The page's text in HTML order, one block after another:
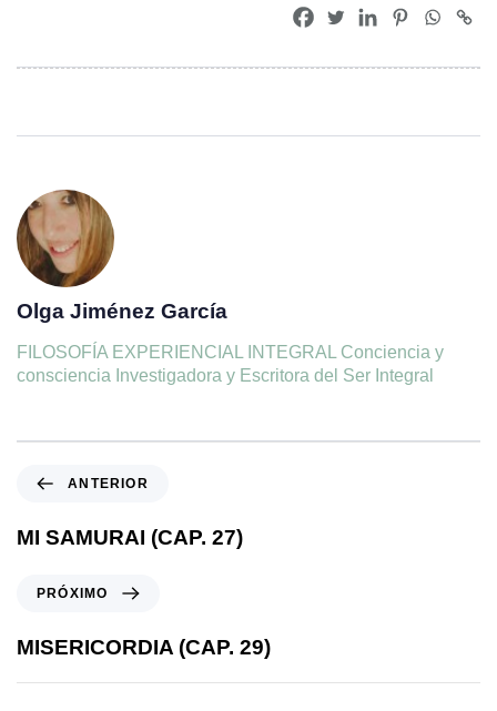
Olga Jiménez García
FILOSOFÍA EXPERIENCIAL INTEGRAL Conciencia y
consciencia Investigadora y Escritora del Ser Integral
ANTERIOR
MI SAMURAI (CAP. 27)
PRÓXIMO
MISERICORDIA (CAP. 29)